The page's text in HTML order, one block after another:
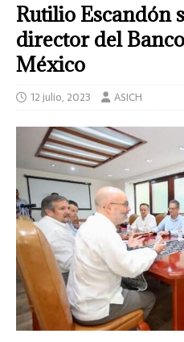
Rutilio Escandón
director del
México
12 julio, 2023 ASICH